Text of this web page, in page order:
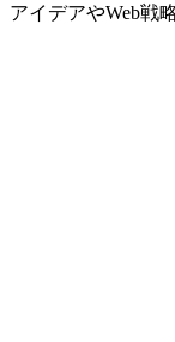
アイデアやWeb戦